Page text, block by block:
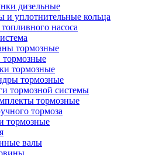
дизельные
уплотнительные кольца
насоса
тормозные
тормозные
тормозные
тормозные
тормозной системы
тормозные
тормоза
тормозные
валы